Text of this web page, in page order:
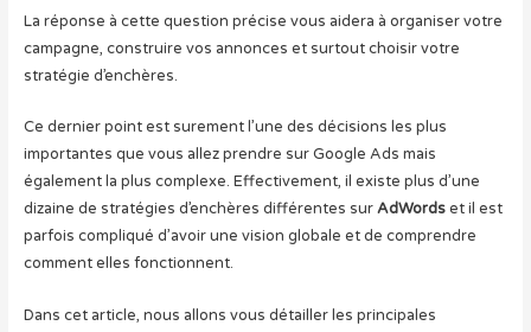
La réponse à cette question précise vous aidera à organiser votre
campagne, construire vos annonces et surtout choisir votre
stratégie d’enchères.
Ce dernier point est surement l’une des décisions les plus
importantes que vous allez prendre sur Google Ads mais
également la plus complexe. Effectivement, il existe plus d’une
dizaine de stratégies d’enchères différentes surAdWordset il est
parfois compliqué d’avoir une vision globale et de comprendre
comment elles fonctionnent.
Dans cet article, nous allons vous détailler les principales